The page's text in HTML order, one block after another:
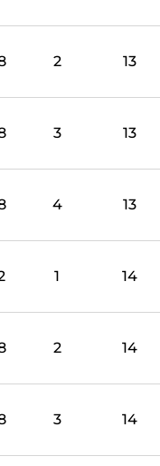
2 13
3 13
4 13
1 14
2 14
3 14